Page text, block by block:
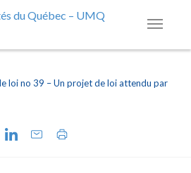
loi no 39 – Un projet de loi attendu par